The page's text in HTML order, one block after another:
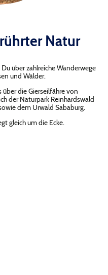
Natur
über zahlreiche Wanderwege
und Wälder.
die Gierseilfähre von
der Naturpark Reinhardswald
dem Urwald Sababurg.
gleich um die Ecke.